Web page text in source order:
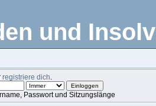
und
registriere dich
Passwort und Sitzungslänge